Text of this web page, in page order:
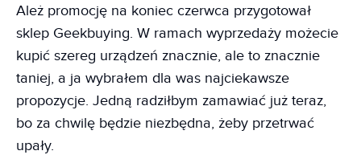
Ależ promocję na koniec czerwca przygotował
sklep Geekbuying. W ramach wyprzedaży możecie
kupić szereg urządzeń znacznie, ale to znacznie
taniej, a ja wybrałem dla was najciekawsze
propozycje. Jedną radziłbym zamawiać już teraz,
bo za chwilę będzie niezbędna, żeby przetrwać
upały.